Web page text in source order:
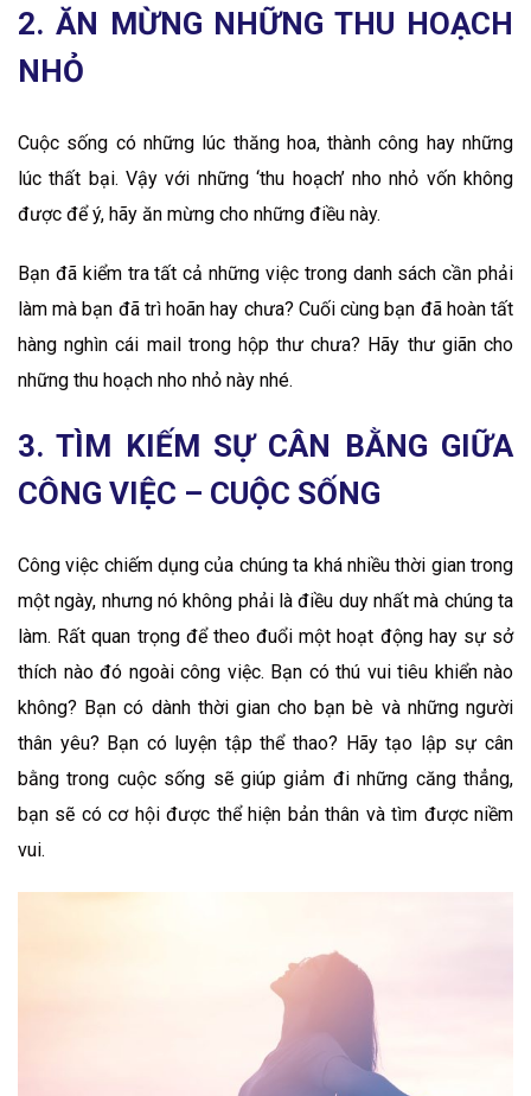
2. ĂN MỪNG NHỮNG THU HOẠCH
NHỎ
Cuộc sống có những lúc thăng hoa, thành công hay những
lúc thất bại. Vậy với những ‘thu hoạch’ nho nhỏ vốn không
được để ý, hãy ăn mừng cho những điều này.
Bạn đã kiểm tra tất cả những việc trong danh sách cần phải
làm mà bạn đã trì hoãn hay chưa? Cuối cùng bạn đã hoàn tất
hàng nghìn cái mail trong hộp thư chưa? Hãy thư giãn cho
những thu hoạch nho nhỏ này nhé.
3. TÌM KIẾM SỰ CÂN BẰNG GIỮA
CÔNG VIỆC – CUỘC SỐNG
Công việc chiếm dụng của chúng ta khá nhiều thời gian trong
một ngày, nhưng nó không phải là điều duy nhất mà chúng ta
làm. Rất quan trọng để theo đuổi một hoạt động hay sự sở
thích nào đó ngoài công việc. Bạn có thú vui tiêu khiển nào
không? Bạn có dành thời gian cho bạn bè và những người
thân yêu? Bạn có luyện tập thể thao? Hãy tạo lập sự cân
bằng trong cuộc sống sẽ giúp giảm đi những căng thẳng,
bạn sẽ có cơ hội được thể hiện bản thân và tìm được niềm
vui.